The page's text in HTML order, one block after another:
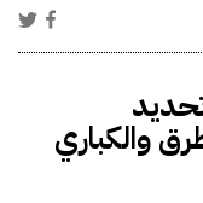
والكباري